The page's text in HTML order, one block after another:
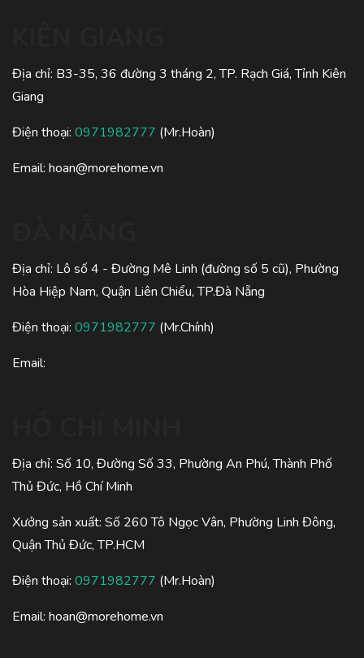
Địa chỉ: B3-35, 36 đường 3 tháng 2, TP. Rạch Giá, Tỉnh Kiên
Giang
Điện thoại: 0971982777 (Mr.Hoàn)
Email: hoan@morehome.vn
Địa chỉ: Lô số 4 - Đường Mê Linh (đường số 5 cũ), Phường
Hòa Hiệp Nam, Quận Liên Chiểu, TP.Đà Nẵng
Điện thoại: 0971982777 (Mr.Chính)
Email:
Địa chỉ: Số 10, Đường Số 33, Phường An Phú, Thành Phố
Thủ Đức, Hồ Chí Minh
Xưởng sản xuất: Số 260 Tô Ngọc Vân, Phường Linh Đông,
Quận Thủ Đức, TP.HCM
Điện thoại: 0971982777 (Mr.Hoàn)
Email: hoan@morehome.vn